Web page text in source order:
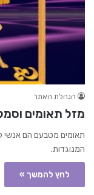
הנהלת האתר
מזל תאומים
תאומים מטבעם הם אנשי
המנוגדות.
לחץ להמשך »